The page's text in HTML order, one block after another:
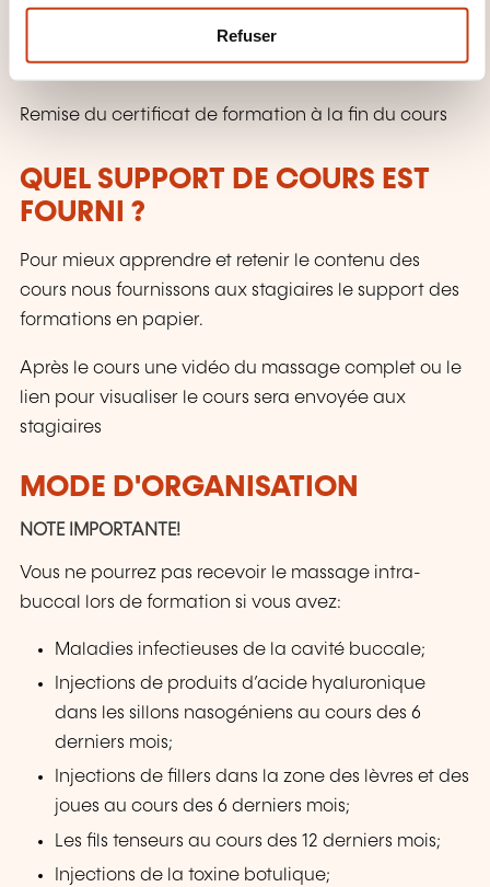
n
Refuser
QUE RECEVEZ-VOUS À LA FIN DE
LA FORMATION ?
Remise du certificat de formation à la fin du cours
QUEL SUPPORT DE COURS EST
FOURNI ?
Pour mieux apprendre et retenir le contenu des
cours nous fournissons aux stagiaires le support des
formations en papier.
Après le cours une vidéo du massage complet ou le
lien pour visualiser le cours sera envoyée aux
stagiaires
MODE D'ORGANISATION
NOTE IMPORTANTE!
Vous ne pourrez pas recevoir le massage intra-
buccal lors de formation si vous avez:
Maladies infectieuses de la cavité buccale;
Injections de produits d’acide hyaluronique
dans les sillons nasogéniens au cours des 6
derniers mois;
Injections de fillers dans la zone des lèvres et des
joues au cours des 6 derniers mois;
Les fils tenseurs au cours des 12 derniers mois;
Injections de la toxine botulique;